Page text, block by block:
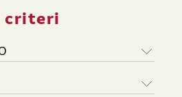
criteri